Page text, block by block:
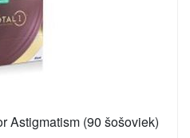
Astigmatism (90 šošoviek)